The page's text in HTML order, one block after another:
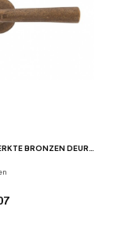
ONBEWERKTE BRONZEN DEURKLINK DAUBY PH1925+ RB